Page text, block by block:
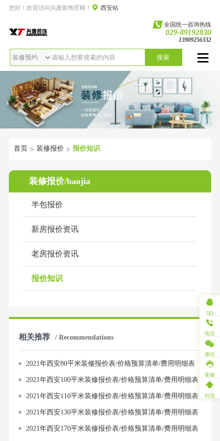
您好！欢迎访问兴唐装饰官网！ 西安站
全国统一咨询热线
029-89192830
13909256332
搜索
首页 > 装修报价 > 报价知识
装修报价/baojia
半包报价
新房报价资讯
老房报价资讯
报价知识
相关推荐 / Recommendations
2021年西安80平米装修报价表/价格预算清单/费用明细表
2021年西安100平米装修报价表/价格预算清单/费用明细表
2021年西安110平米装修报价表/价格预算清单/费用明细表
2021年西安130平米装修报价表/价格预算清单/费用明细表
2021年西安170平米装修报价表/价格预算清单/费用明细表
QQ
电话
微信
客服
到顶